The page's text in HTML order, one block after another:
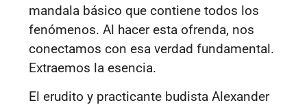
mandala básico que contiene todos los
fenómenos. Al hacer esta ofrenda, nos
conectamos con esa verdad fundamental.
Extraemos la esencia.
El erudito y practicante budista Alexander